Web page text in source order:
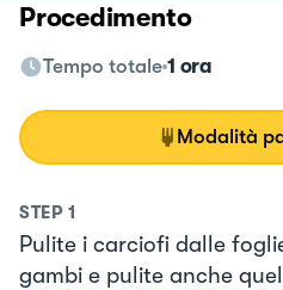
Procedimento
Tempo totale 1 ora
Modalità
STEP 1
Pulite i carciofi dalle
gambi e pulite anche